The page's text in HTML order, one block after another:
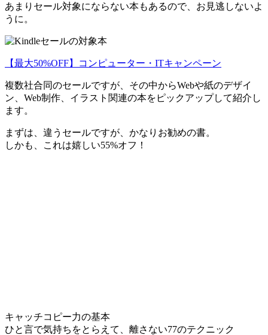
あまりセール対象にならない本もあるので、お見逃しないよ
うに。
【最大50%OFF】コンピューター・ITキャンペーン
複数社合同のセールですが、その中からWebや紙のデザイ
ン、Web制作、イラスト関連の本をピックアップして紹介し
ます。
まずは、違うセールですが、かなりお勧めの書。
しかも、これは嬉しい55%オフ！
キャッチコピー力の基本
ひと言で気持ちをとらえて、離さない77のテクニック